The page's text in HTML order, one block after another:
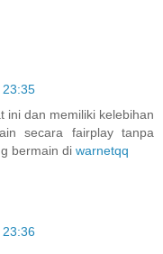
ini dan memiliki kelebihan
secara fairplay tanpa
bermain di warnetqq